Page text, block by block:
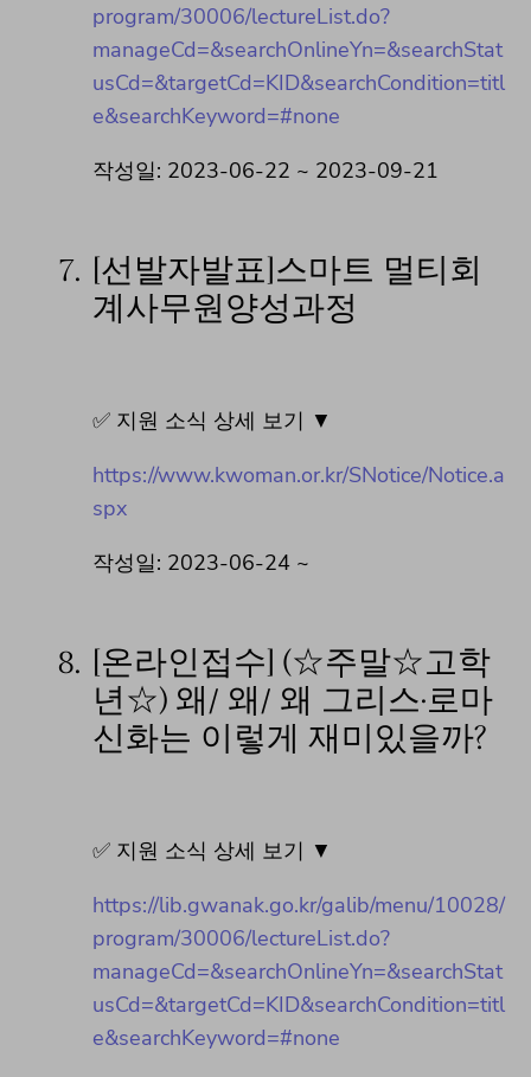
program/30006/lectureList.do?
manageCd=&searchOnlineYn=&searchStat
usCd=&targetCd=KID&searchCondition=titl
e&searchKeyword=#none
작성일: 2023-06-22 ~ 2023-09-21
7. [선발자발표]스마트 멀티회
계사무원양성과정
✅ 지원 소식 상세 보기 ▼
https://www.kwoman.or.kr/SNotice/Notice.a
spx
작성일: 2023-06-24 ~
8.
[온라인접수] (☆주말☆고학
년☆) 왜/ 왜/ 왜 그리스·로마
신화는 이렇게 재미있을까?
✅ 지원 소식 상세 보기 ▼
https://lib.gwanak.go.kr/galib/menu/10028/
program/30006/lectureList.do?
manageCd=&searchOnlineYn=&searchStat
usCd=&targetCd=KID&searchCondition=titl
e&searchKeyword=#none